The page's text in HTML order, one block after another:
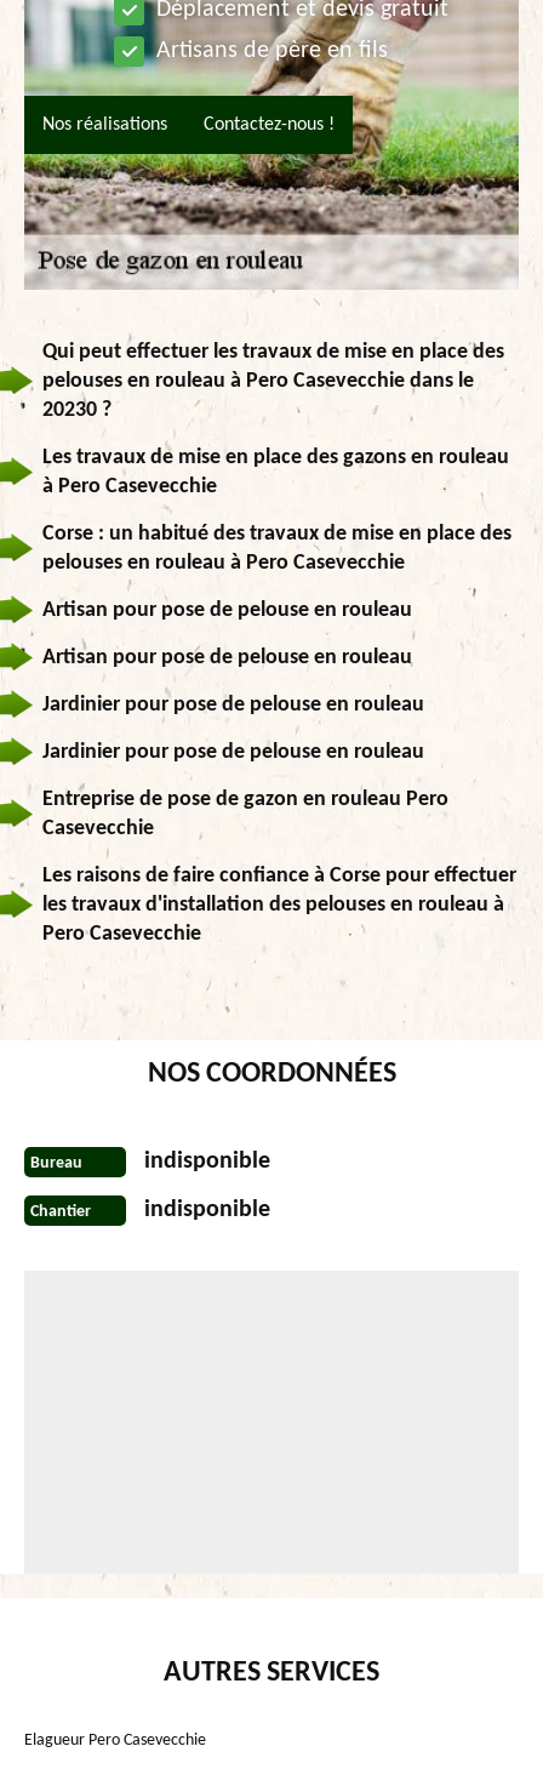
Déplacement et devis gratuit
Artisans de père en fils
Nos réalisations Contactez-nous !
Qui peut effectuer les travaux de mise en place des
pelouses en rouleau à Pero Casevecchie dans le
20230 ?
Les travaux de mise en place des gazons en rouleau
à Pero Casevecchie
Corse : un habitué des travaux de mise en place des
pelouses en rouleau à Pero Casevecchie
Artisan pour pose de pelouse en rouleau
Artisan pour pose de pelouse en rouleau
Jardinier pour pose de pelouse en rouleau
Jardinier pour pose de pelouse en rouleau
Entreprise de pose de gazon en rouleau Pero
Casevecchie
Les raisons de faire confiance à Corse pour effectuer
les travaux d'installation des pelouses en rouleau à
Pero Casevecchie
NOS COORDONNÉES
Bureau indisponible
Chantier indisponible
AUTRES SERVICES
Elagueur Pero Casevecchie